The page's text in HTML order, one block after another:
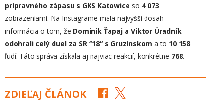
prípravného zápasu s GKS Katowice so 4 073
zobrazeniami. Na Instagrame mala najvyšší dosah
informácia o tom, že Dominik Ťapaj a Viktor Úradník
odohrali celý duel za SR “18“ s Gruzínskom a to 10 158
ľudí. Táto správa získala aj najviac reakcií, konkrétne 768.
ZDIEĽAJ ČLÁNOK